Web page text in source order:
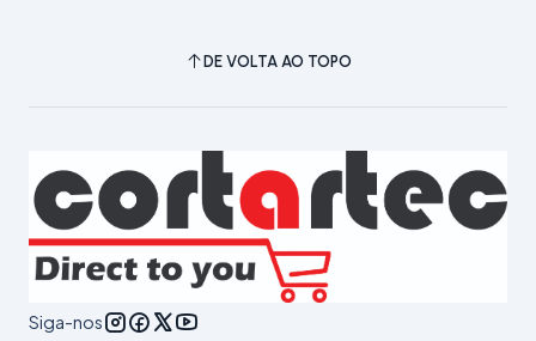
DE VOLTA AO TOPO
Siga-nos